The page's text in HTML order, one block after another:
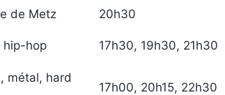
de Metz
20h30
hip-hop 17h30, 19h30, 21h30
métal, hard
17h00, 20h15, 22h30